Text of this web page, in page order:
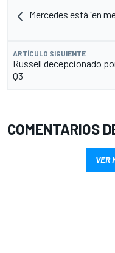
Mercedes está "en
ARTÍCULO SIGUIENTE
Russell decepcionado
Q3
COMENTARIOS
VER